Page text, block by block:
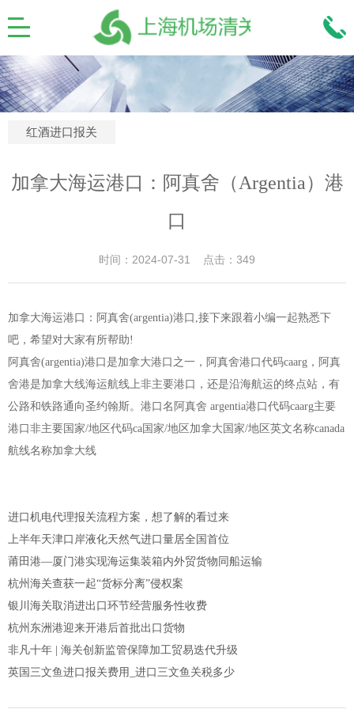
红酒进口报关
加拿大海运港口：阿真舍（Argentia）港
口
时间：2024-07-31 点击：349
加拿大海运港口：阿真舍(argentia)港口,接下来跟着小编一起熟悉下
吧，希望对大家有所帮助!
阿真舍(argentia)港口是加拿大港口之一，阿真舍港口代码caarg，阿真
舍港是加拿大线海运航线上非主要港口，还是沿海航运的终点站，有
公路和铁路通向圣约翰斯。港口名阿真舍 argentia港口代码caarg主要
港口非主要国家/地区代码ca国家/地区加拿大国家/地区英文名称canada
航线名称加拿大线
进口机电代理报关流程方案，想了解的看过来
上半年天津口岸液化天然气进口量居全国首位
莆田港—厦门港实现海运集装箱内外贸货物同船运输
杭州海关查获一起“货标分离”侵权案
银川海关取消进出口环节经营服务性收费
杭州东洲港迎来开港后首批出口货物
非凡十年 | 海关创新监管保障加工贸易迭代升级
英国三文鱼进口报关费用_进口三文鱼关税多少